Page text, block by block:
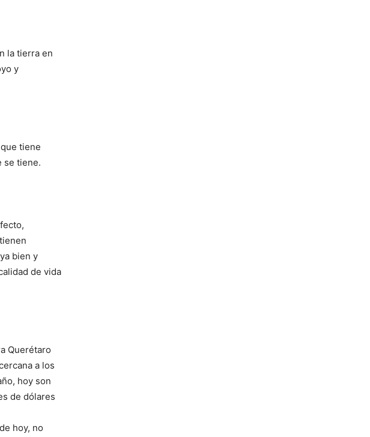
la tierra en
y
tiene
se tiene.
bien y
de vida
Querétaro
a los
hoy son
de dólares
hoy, no